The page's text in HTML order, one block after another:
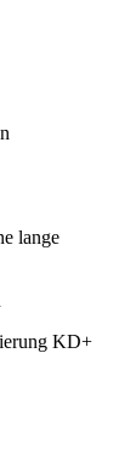
lange
KD+